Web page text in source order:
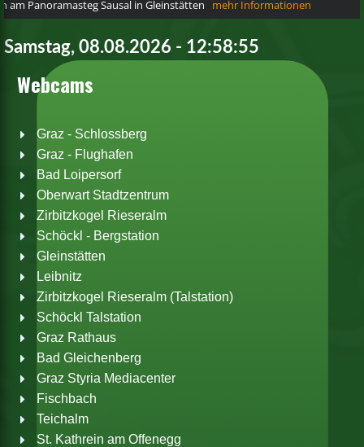
Samstag, 08.08.2026 - 12:58:55
Webcams
Graz - Schlossberg
Graz - Flughafen
Bad Loipersorf
Oberwart Stadtzentrum
Zirbitzkogel Rieseralm
Schöckl - Bergstation
Gleinstätten
Leibnitz
Zirbitzkogel Rieseralm (Talstation)
Schöckl Talstation
Graz Rathaus
Bad Gleichenberg
Graz Styria Mediacenter
Fischbach
Teichalm
St. Kathrein am Offenegg